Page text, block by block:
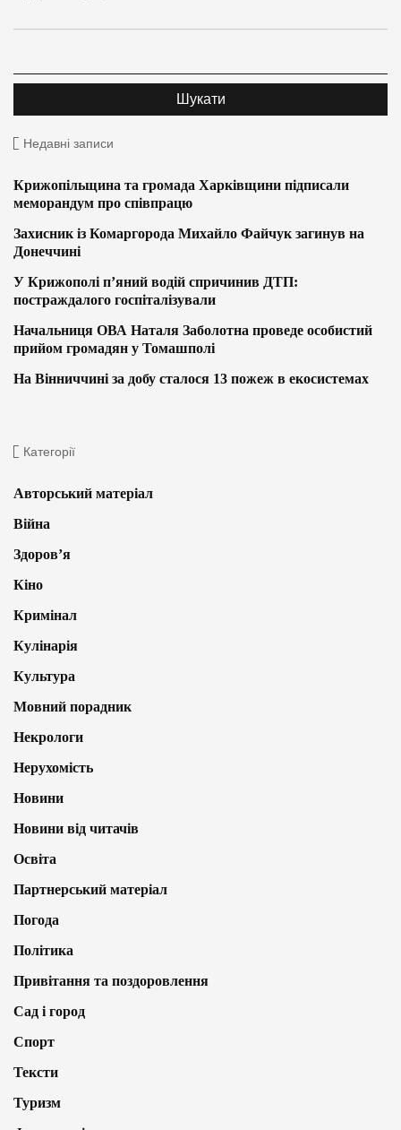
Недавні записи
Крижопільщина та громада Харківщини підписали
меморандум про співпрацю
Захисник із Комаргорода Михайло Файчук загинув на
Донеччині
У Крижополі п’яний водій спричинив ДТП:
постраждалого госпіталізували
Начальниця ОВА Наталя Заболотна проведе особистий
прийом громадян у Томашполі
На Вінниччині за добу сталося 13 пожеж в екосистемах
Категорії
Авторський матеріал
Війна
Здоров’я
Кіно
Кримінал
Кулінарія
Культура
Мовний порадник
Некрологи
Нерухомість
Новини
Новини від читачів
Освіта
Партнерський матеріал
Погода
Політика
Привітання та поздоровлення
Сад і город
Спорт
Тексти
Туризм